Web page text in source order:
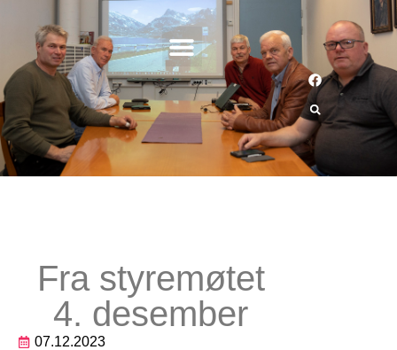
Fra styremøtet
4. desember
07.12.2023